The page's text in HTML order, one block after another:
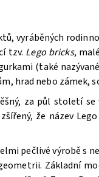
údajů.
vyráběných
tzv. Lego bricks,
(také nazývané
hrad nebo zámek,
za půl století
že název
pečlivé výrobě
Základní